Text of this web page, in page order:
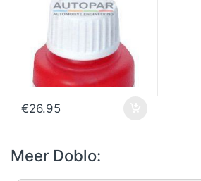
€26.95
Meer Doblo: